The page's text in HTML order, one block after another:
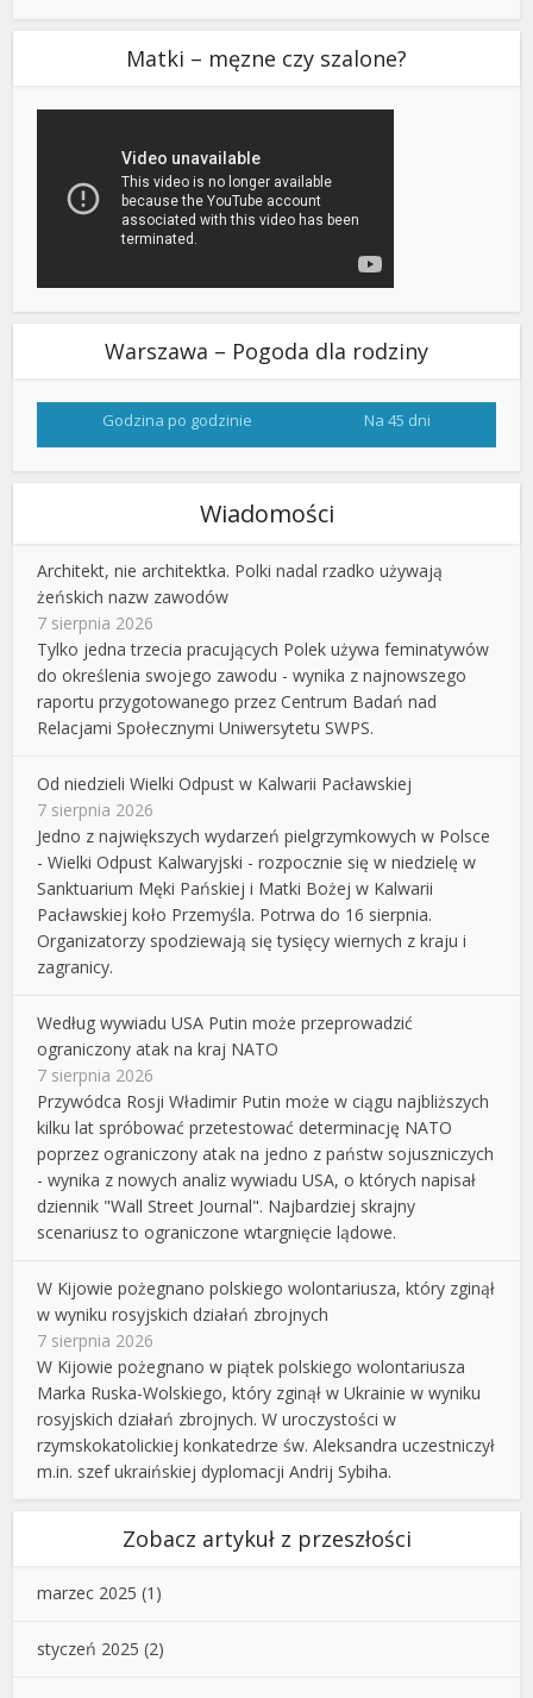
Matki – męzne czy szalone?
Warszawa – Pogoda dla rodziny
Godzina po godzinie Na 45 dni
Wiadomości
Architekt, nie architektka. Polki nadal rzadko używają
żeńskich nazw zawodów
7 sierpnia 2026
Tylko jedna trzecia pracujących Polek używa feminatywów
do określenia swojego zawodu - wynika z najnowszego
raportu przygotowanego przez Centrum Badań nad
Relacjami Społecznymi Uniwersytetu SWPS.
Od niedzieli Wielki Odpust w Kalwarii Pacławskiej
7 sierpnia 2026
Jedno z największych wydarzeń pielgrzymkowych w Polsce
- Wielki Odpust Kalwaryjski - rozpocznie się w niedzielę w
Sanktuarium Męki Pańskiej i Matki Bożej w Kalwarii
Pacławskiej koło Przemyśla. Potrwa do 16 sierpnia.
Organizatorzy spodziewają się tysięcy wiernych z kraju i
zagranicy.
Według wywiadu USA Putin może przeprowadzić
ograniczony atak na kraj NATO
7 sierpnia 2026
Przywódca Rosji Władimir Putin może w ciągu najbliższych
kilku lat spróbować przetestować determinację NATO
poprzez ograniczony atak na jedno z państw sojuszniczych
- wynika z nowych analiz wywiadu USA, o których napisał
dziennik "Wall Street Journal". Najbardziej skrajny
scenariusz to ograniczone wtargnięcie lądowe.
W Kijowie pożegnano polskiego wolontariusza, który zginął
w wyniku rosyjskich działań zbrojnych
7 sierpnia 2026
W Kijowie pożegnano w piątek polskiego wolontariusza
Marka Ruska-Wolskiego, który zginął w Ukrainie w wyniku
rosyjskich działań zbrojnych. W uroczystości w
rzymskokatolickiej konkatedrze św. Aleksandra uczestniczył
m.in. szef ukraińskiej dyplomacji Andrij Sybiha.
Zobacz artykuł z przeszłości
marzec 2025 (1)
styczeń 2025 (2)